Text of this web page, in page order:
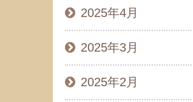
2025年4月
2025年3月
2025年2月